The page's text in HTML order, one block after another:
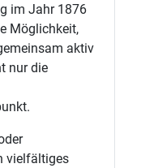
im Jahr 1876
Möglichkeit,
aktiv
nur die
vielfältiges